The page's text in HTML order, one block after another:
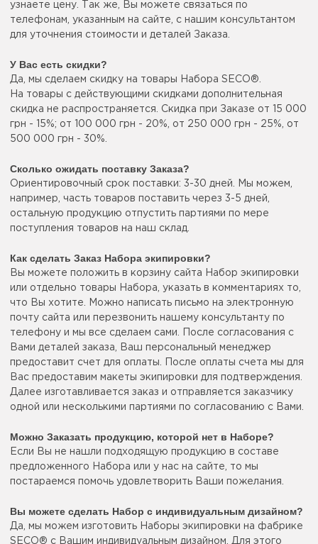
узнаете цену. Так же, Вы можете связаться по
телефонам, указанным на сайте, с нашим консультантом
для уточнения стоимости и деталей Заказа.
У Вас есть скидки?
Да, мы сделаем скидку на товары Набора SECO®.
На товары с действующими скидками дополнительная
скидка не распространяется. Скидка при Заказе от 15 000
грн - 15%; от 100 000 грн - 20%, от 250 000 грн - 25%, от
500 000 грн - 30%.
Сколько ожидать поставку Заказа?
Ориентировочный срок поставки: 3-30 дней. Мы можем,
например, часть товаров поставить через 3-5 дней,
остальную продукцию отпустить партиями по мере
поступления товаров на наш склад.
Как сделать Заказ Набора экипировки?
Вы можете положить в корзину сайта Набор экипировки
или отдельно товары Набора, указать в комментариях то,
что Вы хотите. Можно написать письмо на электронную
почту сайта или перезвонить нашему консультанту по
телефону и мы все сделаем сами. После согласования с
Вами деталей заказа, Ваш персональный менеджер
предоставит счет для оплаты. После оплаты счета мы для
Вас предоставим макеты экипировки для подтверждения.
Далее изготавливается заказ и отправляется заказчику
одной или несколькими партиями по согласованию с Вами.
Можно Заказать продукцию, которой нет в Наборе?
Если Вы не нашли подходящую продукцию в составе
предложенного Набора или у нас на сайте, то мы
постараемся помочь удовлетворить Ваши пожелания.
Вы можете сделать Набор с индивидуальным дизайном?
Да, мы можем изготовить Наборы экипировки на фабрике
SECO® с Вашим индивидуальным дизайном. Для этого